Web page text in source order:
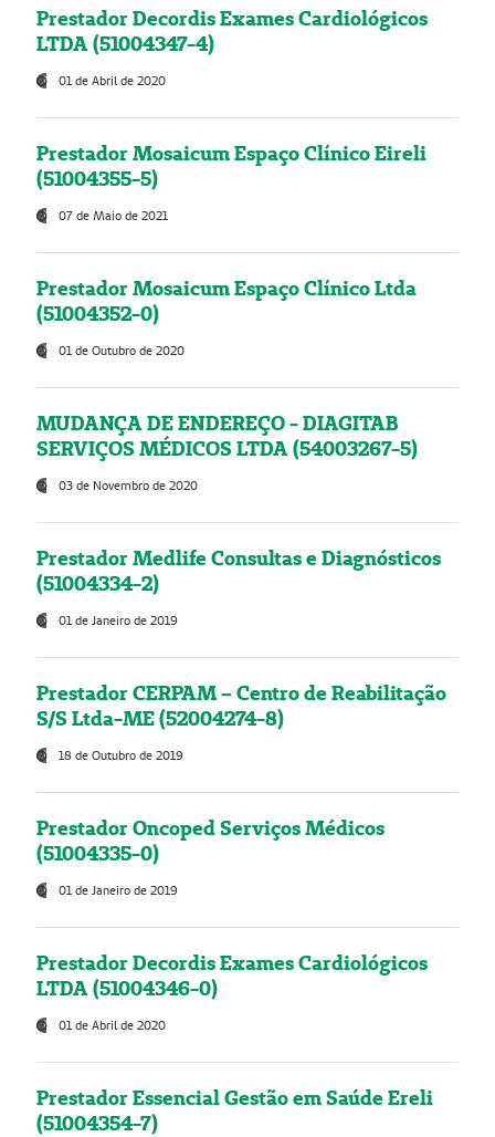
Prestador Decordis Exames Cardiológicos
LTDA (51004347-4)
01 de Abril de 2020
Prestador Mosaicum Espaço Clínico Eireli
(51004355-5)
07 de Maio de 2021
Prestador Mosaicum Espaço Clínico Ltda
(51004352-0)
01 de Outubro de 2020
MUDANÇA DE ENDEREÇO - DIAGITAB
SERVIÇOS MÉDICOS LTDA (54003267-5)
03 de Novembro de 2020
Prestador Medlife Consultas e Diagnósticos
(51004334-2)
01 de Janeiro de 2019
Prestador CERPAM – Centro de Reabilitação
S/S Ltda-ME (52004274-8)
18 de Outubro de 2019
Prestador Oncoped Serviços Médicos
(51004335-0)
01 de Janeiro de 2019
Prestador Decordis Exames Cardiológicos
LTDA (51004346-0)
01 de Abril de 2020
Prestador Essencial Gestão em Saúde Ereli
(51004354-7)